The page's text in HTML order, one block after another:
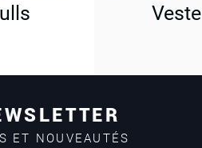
ET NOUVEAUTÉS